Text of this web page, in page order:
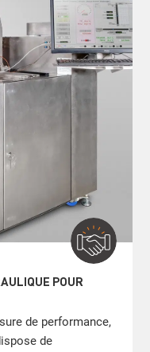
POUR
de performance,
de